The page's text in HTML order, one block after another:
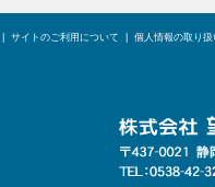
サイトのご利用について 個人情報の取り扱